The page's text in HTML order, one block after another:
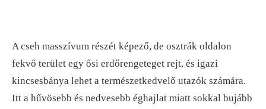
A cseh masszívum részét képező, de osztrák oldalon
fekvő terület egy ősi erdőrengeteget rejt, és igazi
kincsesbánya lehet a természetkedvelő utazók számára.
Itt a hűvösebb és nedvesebb éghajlat miatt sokkal bujább